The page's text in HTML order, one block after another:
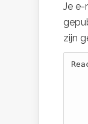
Je e-
zijn